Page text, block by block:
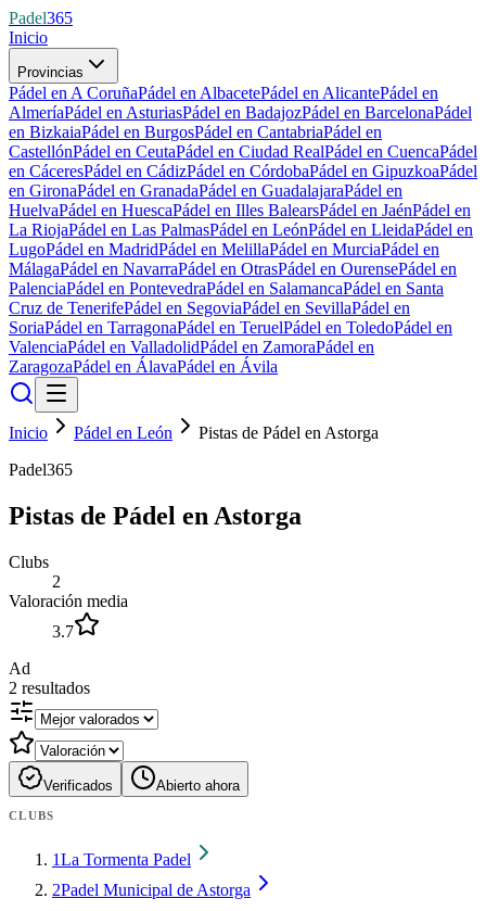
Padel365
Inicio
Provincias
Pádel en A CoruñaPádel en AlbacetePádel en AlicantePádel en
AlmeríaPádel en AsturiasPádel en BadajozPádel en BarcelonaPádel
en BizkaiaPádel en BurgosPádel en CantabriaPádel en
CastellónPádel en CeutaPádel en Ciudad RealPádel en CuencaPádel
en CáceresPádel en CádizPádel en CórdobaPádel en GipuzkoaPádel
en GironaPádel en GranadaPádel en GuadalajaraPádel en
HuelvaPádel en HuescaPádel en Illes BalearsPádel en JaénPádel en
La RiojaPádel en Las PalmasPádel en LeónPádel en LleidaPádel en
LugoPádel en MadridPádel en MelillaPádel en MurciaPádel en
MálagaPádel en NavarraPádel en OtrasPádel en OurensePádel en
PalenciaPádel en PontevedraPádel en SalamancaPádel en Santa
Cruz de TenerifePádel en SegoviaPádel en SevillaPádel en
SoriaPádel en TarragonaPádel en TeruelPádel en ToledoPádel en
ValenciaPádel en ValladolidPádel en ZamoraPádel en
ZaragozaPádel en ÁlavaPádel en Ávila
Inicio Pádel en León
Pistas de Pádel en Astorga
Padel365
Pistas de Pádel en Astorga
Clubs
2
Valoración media
3.7
Ad
2 resultados
Verificados Abierto ahora
CLUBS
1La Tormenta Padel
2Padel Municipal de Astorga